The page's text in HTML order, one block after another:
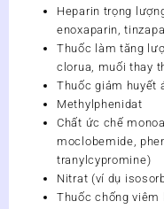
Heparin trọng
enoxaparin,
Thuốc làm tăng
clorua, muối thay
Thuốc giảm huyết
Methylphenidat
Chất ức chế
moclobemide,
tranylcypromine)
Nitrat (ví dụ
Thuốc chống viêm